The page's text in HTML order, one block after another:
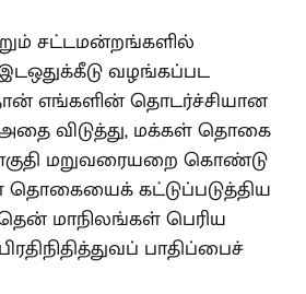
சட்டமன்றங்களில்
வழங்கப்பட
எங்களின் தொடர்ச்சியான
விடுத்து, மக்கள் தொகை
மறுவரையறை கொண்டு
கட்டுப்படுத்திய
மாநிலங்கள் பெரிய
பாதிப்பைச்